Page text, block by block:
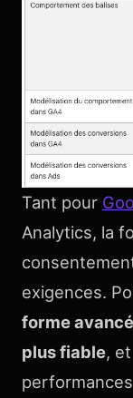
Tant pour
Analytics, la
exigences.
forme
plus fiable,